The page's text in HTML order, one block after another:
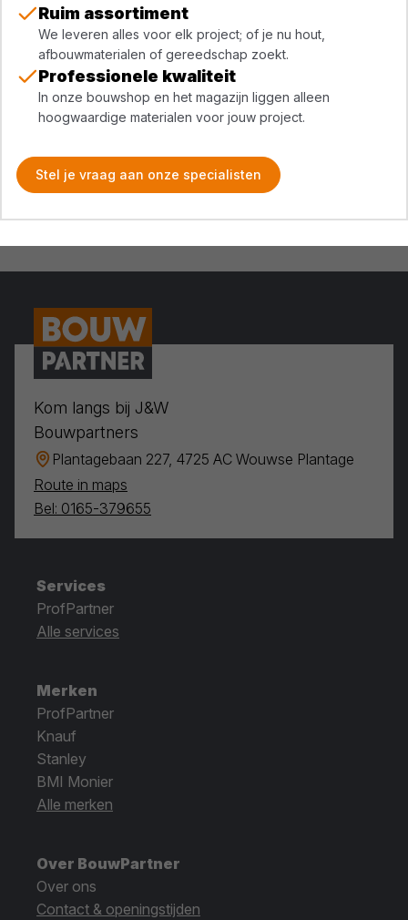
Ruim assortiment
We leveren alles voor elk project; of je nu hout,
afbouwmaterialen of gereedschap zoekt.
Professionele kwaliteit
In onze bouwshop en het magazijn liggen alleen
hoogwaardige materialen voor jouw project.
Stel je vraag aan onze specialisten
Kom langs bij J&W
Bouwpartners
Plantagebaan 227, 4725 AC Wouwse Plantage
Route in maps
Bel: 0165-379655
Services
ProfPartner
Alle services
Merken
ProfPartner
Knauf
Stanley
BMI Monier
Alle merken
Over BouwPartner
Over ons
Contact & openingstijden